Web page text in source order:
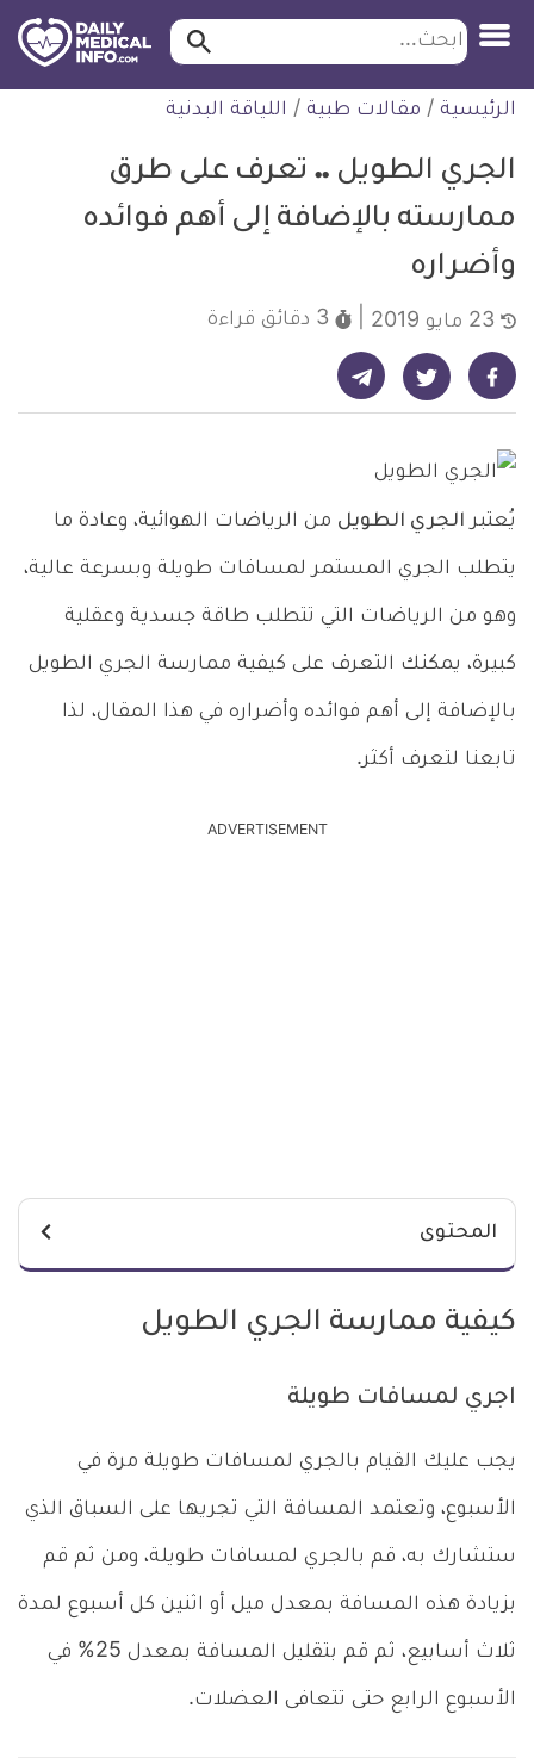
التخطي
للمحتوى
ابحث ابحث…
الرئيسية / مقالات طبية / اللياقة البدنية
الجري الطويل .. تعرف على طرق
ممارسته بالإضافة إلى أهم فوائده
وأضراره
3 دقائق قراءة
شارك على فيسبوك - ديلي ميديكال انفو شارك على تويتر - ديلي ميديكال انفو شارك على تيليجرام - ديلي ميديكال انفو
يُعتبر الجري الطويل من الرياضات الهوائية، وعادة ما
يتطلب الجري المستمر لمسافات طويلة وبسرعة عالية،
وهو من الرياضات التي تتطلب طاقة جسدية وعقلية
كبيرة، يمكنك التعرف على كيفية ممارسة الجري الطويل
بالإضافة إلى أهم فوائده وأضراره في هذا المقال، لذا
تابعنا لتعرف أكثر.
ADVERTISEMENT
المحتوى
كيفية ممارسة الجري الطويل
اجري لمسافات طويلة
يجب عليك القيام بالجري لمسافات طويلة مرة في
الأسبوع، وتعتمد المسافة التي تجريها على السباق الذي
ستشارك به، قم بالجري لمسافات طويلة، ومن ثم قم
بزيادة هذه المسافة بمعدل ميل أو اثنين كل أسبوع لمدة
ثلاث أسابيع، ثم قم بتقليل المسافة بمعدل 25% في
الأسبوع الرابع حتى تتعافى العضلات.